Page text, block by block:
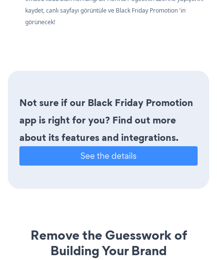
kaydet, canlı sayfayı görüntüle ve Black Friday Promotion 'in
görünecek!
Not sure if our Black Friday Promotion
app is right for you? Find out more
about its features and integrations.
See the details
Remove the Guesswork of
Building Your Brand